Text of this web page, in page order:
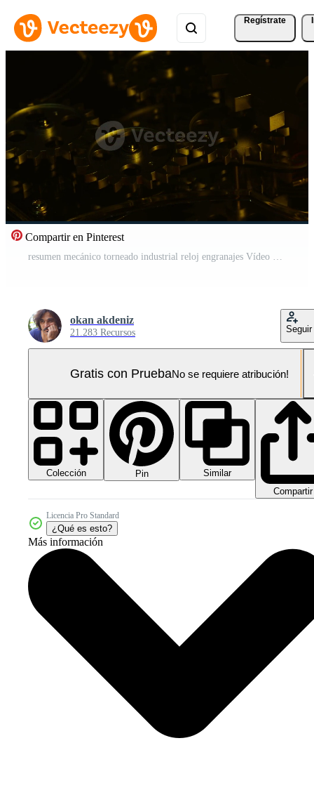
Regístrate
Compartir en Pinterest
resumen mecánico torneado industrial reloj engranajes Vídeo Pro
okan akdeniz
21.283 Recursos Seguir
Gratis con PruebaNo se requiere atribución!
Colección Pin
Similar
Compartir
Licencia Pro Standard
¿Qué es esto?
Más información